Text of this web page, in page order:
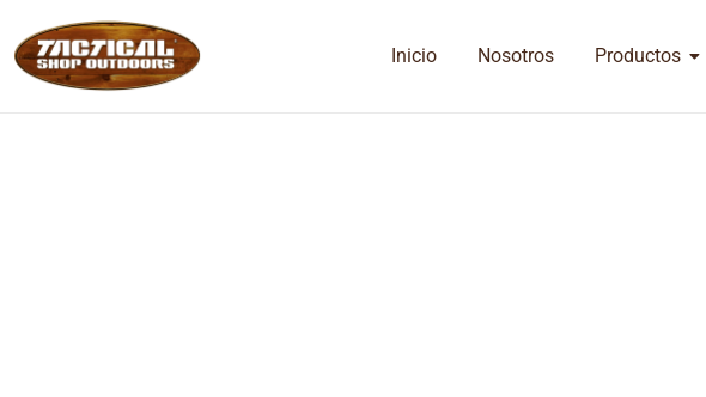
Inicio Nosotros Productos